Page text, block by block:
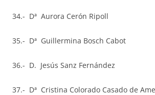
34.- Dª Aurora Cerón Ripoll
35.- Dª Guillermina Bosch Cabot
36.- D. Jesús Sanz Fernández
37.- Dª Cristina Colorado Casado de